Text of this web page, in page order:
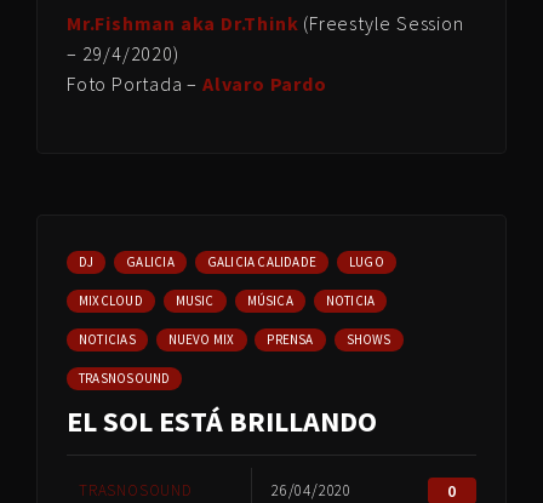
Mr.Fishman aka Dr.Think (Freestyle Session
– 29/4/2020)
Foto Portada – Alvaro Pardo
DJ GALICIA GALICIA CALIDADE LUGO
MIXCLOUD MUSIC MÚSICA NOTICIA
NOTICIAS NUEVO MIX PRENSA SHOWS
TRASNOSOUND
EL SOL ESTÁ BRILLANDO
TRASNOSOUND 26/04/2020 0